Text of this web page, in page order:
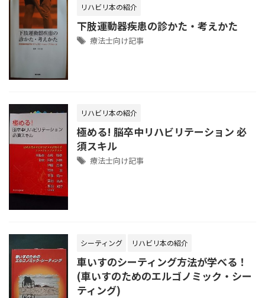
リハビリ本の紹介
下肢運動器疾患の診かた・考えかた
療法士向け記事
リハビリ本の紹介
極める! 脳卒中リハビリテーション 必
須スキル
療法士向け記事
シーティング リハビリ本の紹介
車いすのシーティング方法が学べる！
(車いすのためのエルゴノミック・シー
ティング)